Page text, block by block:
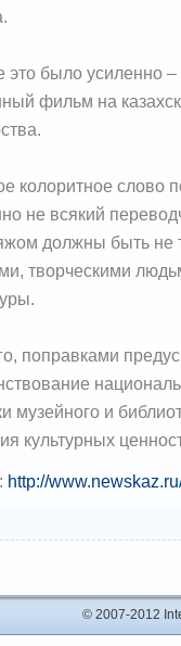
это было усиленно
фильм на
колоритное слово
не всякий
должны быть не
творческими
поправками
музейного и
культурных
http://
© 2007-2012